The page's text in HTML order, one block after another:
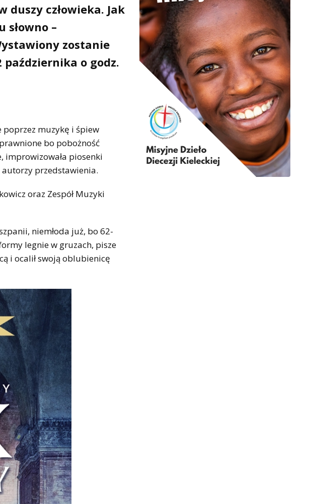
duszy człowieka. Jak
słowno –
zostanie
o godz.
poprzez muzykę i śpiew
bo pobożność
improwizowała piosenki
autorzy przedstawienia.
oraz Zespół Muzyki
niemłoda już, bo 62-
legnie w gruzach, pisze
i ocalił swoją oblubienicę